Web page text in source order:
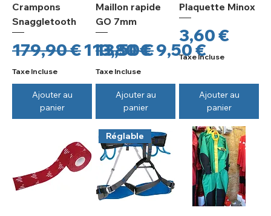
Crampons
Snaggletooth
Prix original
179,90 €Prix promotionnel
113,80 €
Taxe Incluse
Ajouter au
panier
Maillon rapide
GO 7mm
Prix original
13,50 €Prix
9,50 €
Taxe Incluse
Ajouter au
panier
Plaquette Minox
Prix
3,60 €
Taxe Incluse
Ajouter au
panier
Réglable